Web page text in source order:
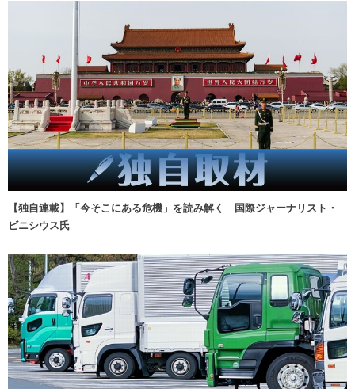
【独自連載】「今そこにある危機」を読み解く 国際ジャーナリスト・
ビニシウス氏